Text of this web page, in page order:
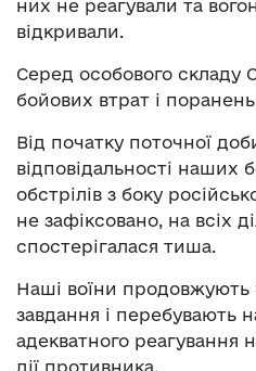
них не реагували та
відкривали.
Серед особового складу
бойових втрат і
Від початку поточної
відповідальності наших
обстрілів з боку
не зафіксовано, на всіх
спостерігалася тиша.
Наші воїни продовжують
завдання і перебувають
адекватного реагування
дії противника.